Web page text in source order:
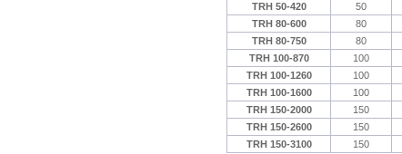
TRH 50-420
50
TRH 80-600
80
TRH 80-750
80
TRH 100-870
100
TRH 100-1260
100
TRH 100-1600
100
TRH 150-2000
150
TRH 150-2600
150
TRH 150-3100
150